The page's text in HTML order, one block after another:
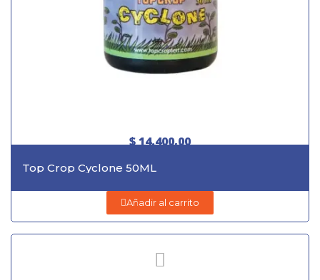
$ 14.400,00
Top Crop Cyclone 50ML
Añadir al carrito